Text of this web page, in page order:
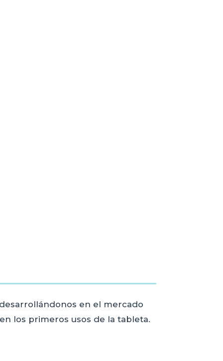
en el mercado
los primeros usos de la tableta.